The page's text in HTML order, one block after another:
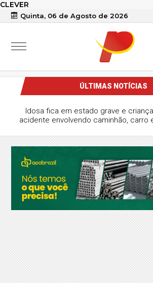
CLEVER
Quinta, 06 de Agosto de 2026
ÚLTIMAS NOTÍCIAS
Idosa fica em estado grave e
acidente envolvendo caminhão, carro